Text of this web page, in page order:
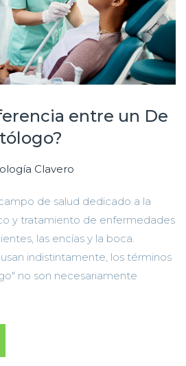
entre un De
Clavero
de salud dedicado a la
y tratamiento de enfermedades
las encías y la boca.
indistintamente, los términos
no son necesariamente